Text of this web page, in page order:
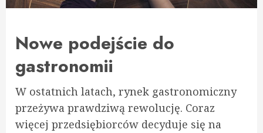
Nowe podejście do
gastronomii
W ostatnich latach, rynek gastronomiczny
przeżywa prawdziwą rewolucję. Coraz
więcej przedsiębiorców decyduje się na